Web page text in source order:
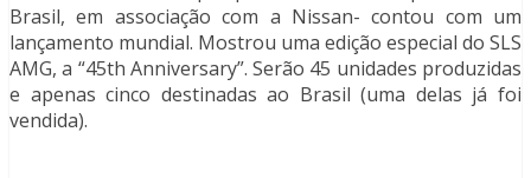
Brasil, em associação com a Nissan- contou com um
lançamento mundial. Mostrou uma edição especial do SLS
AMG, a “45th Anniversary”. Serão 45 unidades produzidas
e apenas cinco destinadas ao Brasil (uma delas já foi
vendida).